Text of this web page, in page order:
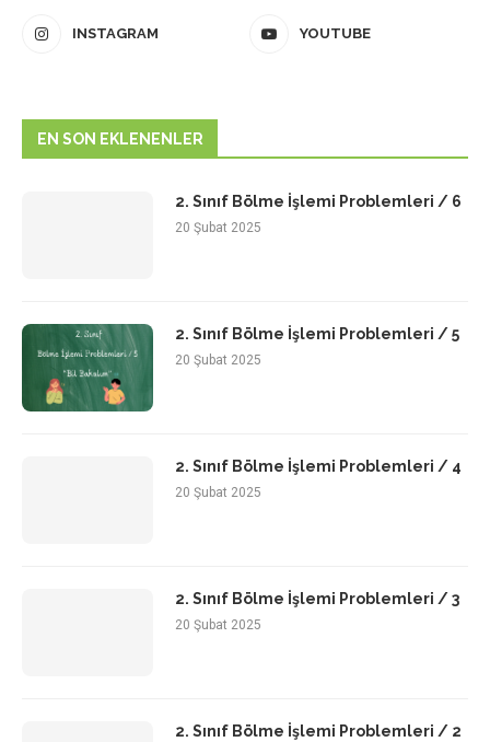
INSTAGRAM YOUTUBE
EN SON EKLENENLER
2. Sınıf Bölme İşlemi Problemleri / 6
20 Şubat 2025
2. Sınıf Bölme İşlemi Problemleri / 5
20 Şubat 2025
2. Sınıf Bölme İşlemi Problemleri / 4
20 Şubat 2025
2. Sınıf Bölme İşlemi Problemleri / 3
20 Şubat 2025
2. Sınıf Bölme İşlemi Problemleri / 2